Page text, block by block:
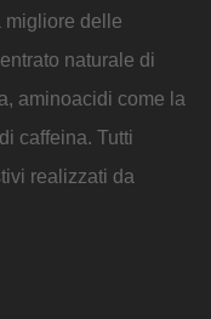
migliore delle
naturale di
aminoacidi come la
caffeina. Tutti
realizzati da